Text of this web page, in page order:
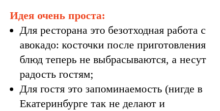
Идея очень проста:
Для ресторана это безотходная работа с
авокадо: косточки после приготовления
блюд теперь не выбрасываются, а несут
радость гостям;
Для гостя это запоминаемость (нигде в
Екатеринбурге так не делают и